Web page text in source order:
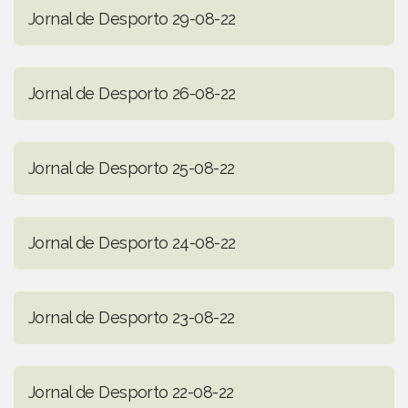
Jornal de Desporto 29-08-22
Jornal de Desporto 26-08-22
Jornal de Desporto 25-08-22
Jornal de Desporto 24-08-22
Jornal de Desporto 23-08-22
Jornal de Desporto 22-08-22